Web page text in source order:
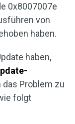
0x8007007e
von
haben.
haben,
Problem zu
folgt